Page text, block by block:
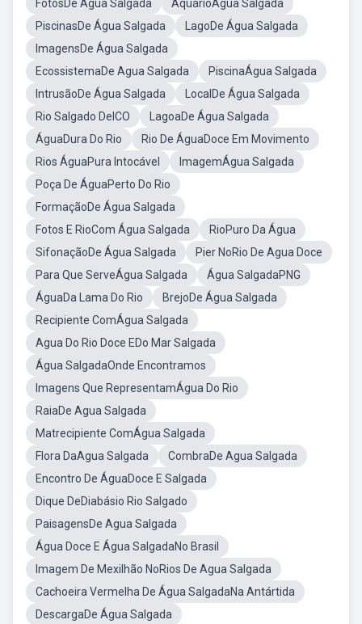
FotosDe Água Salgada
AquárioÁgua Salgada
PiscinasDe Água Salgada
LagoDe Água Salgada
ImagensDe Água Salgada
EcossistemaDe Agua Salgada
PiscinaÁgua Salgada
IntrusãoDe Água Salgada
LocalDe Água Salgada
Rio Salgado DeICO
LagoaDe Água Salgada
ÁguaDura Do Rio
Rio De ÁguaDoce Em Movimento
Rios ÁguaPura Intocável
ImagemÁgua Salgada
Poça De ÁguaPerto Do Rio
FormaçãoDe Água Salgada
Fotos E RioCom Água Salgada
RioPuro Da Água
SifonaçãoDe Água Salgada
Pier NoRio De Agua Doce
Para Que ServeÁgua Salgada
Água SalgadaPNG
ÁguaDa Lama Do Rio
BrejoDe Água Salgada
Recipiente ComÁgua Salgada
Agua Do Rio Doce EDo Mar Salgada
Água SalgadaOnde Encontramos
Imagens Que RepresentamÁgua Do Rio
RaiaDe Agua Salgada
Matrecipiente ComÁgua Salgada
Flora DaAgua Salgada
CombraDe Agua Salgada
Encontro De ÁguaDoce E Salgada
Dique DeDiabásio Rio Salgado
PaisagensDe Agua Salgada
Água Doce E Água SalgadaNo Brasil
Imagem De Mexilhão NoRios De Agua Salgada
Cachoeira Vermelha De Água SalgadaNa Antártida
DescargaDe Água Salgada